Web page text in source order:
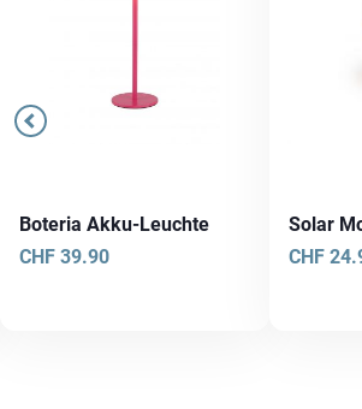
Boteria Akku-Leuchte
CHF 39.90
Solar
CHF